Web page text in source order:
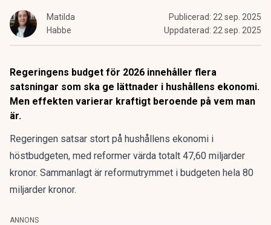
Matilda
Habbe
Publicerad: 22 sep. 2025
Uppdaterad: 22 sep. 2025
Regeringens budget för 2026 innehåller flera
satsningar som ska ge lättnader i hushållens ekonomi.
Men effekten varierar kraftigt beroende på vem man
är.
Regeringen satsar stort på hushållens ekonomi i
höstbudgeten, med reformer värda totalt 47,60 miljarder
kronor. Sammanlagt är reformutrymmet i budgeten hela 80
miljarder kronor.
ANNONS